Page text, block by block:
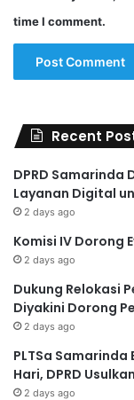
time I comment.
Recent
DPRD
Layanan Digital
2 days ago
Komisi IV Dorong
2 days ago
Dukung Relokasi
Diyakini Dorong
2 days ago
PLTSa
Hari, DPRD
2 days ago